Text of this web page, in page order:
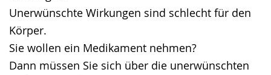
Unerwünschte Wirkungen sind schlecht für den
Körper.
Sie wollen ein Medikament nehmen?
Dann müssen Sie sich über die unerwünschten